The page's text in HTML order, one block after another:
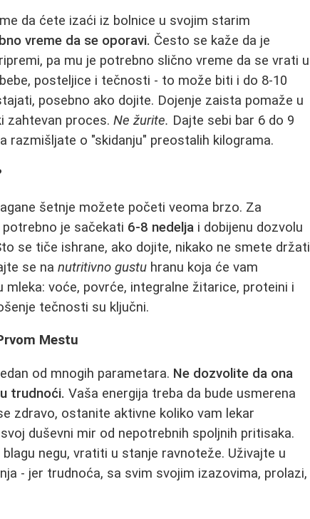
da ćete izaći iz bolnice u svojim starim
vreme da se oporavi. Često se kaže da je
pa mu je potrebno slično vreme da se vrati u
posteljice i tečnosti - to može biti i do 8-10
posebno ako dojite. Dojenje zaista pomaže u
zahtevan proces.Ne žurite. Dajte sebi bar 6 do 9
razmišljate o "skidanju" preostalih kilograma.
šetnje možete početi veoma brzo. Za
je sačekati 6-8 nedelja i dobijenu dozvolu
se tiče ishrane, ako dojite, nikako ne smete držati
se nanutritivno gustu hranu koja će vam
voće, povrće, integralne žitarice, proteini i
tečnosti su ključni.
Mestu
od mnogih parametara. Ne dozvolite da ona
trudnoći. Vaša energija treba da bude usmerena
zdravo, ostanite aktivne koliko vam lekar
duševni mir od nepotrebnih spoljnih pritisaka.
negu, vratiti u stanje ravnoteže. Uživajte u
- jer trudnoća, sa svim svojim izazovima, prolazi,